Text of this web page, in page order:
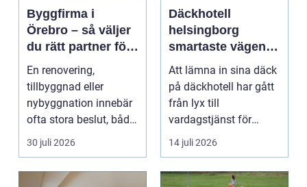
Byggfirma i
Örebro – så väljer
du rätt partner för
ditt projekt
En renovering,
tillbyggnad eller
nybyggnation innebär
ofta stora beslut, både
ekonomiskt ...
30 juli 2026
Däckhotell
helsingborg
smartaste vägen
till säkra hjulskift
Att lämna in sina däck
på däckhotell har gått
från lyx till
vardagstjänst för
många bilägare. I
Hels...
14 juli 2026